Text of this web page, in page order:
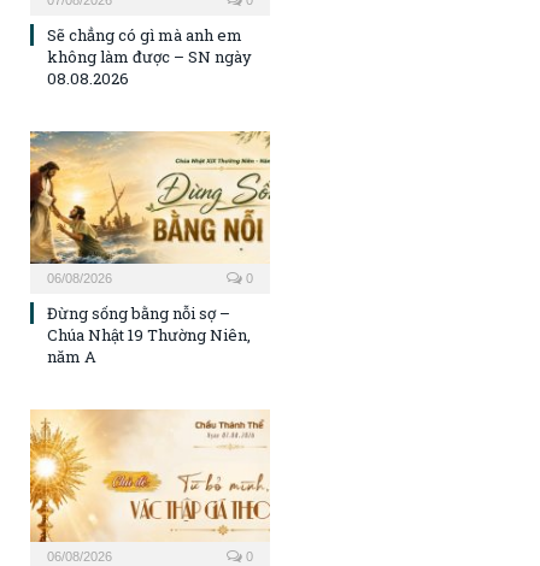
Sẽ chẳng có gì mà anh em
không làm được – SN ngày
08.08.2026
06/08/2026 0
Đừng sống bằng nỗi sợ –
Chúa Nhật 19 Thường Niên,
năm A
06/08/2026 0